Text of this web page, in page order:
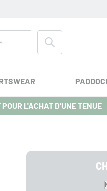
L'ACHAT D'UNE TENUE